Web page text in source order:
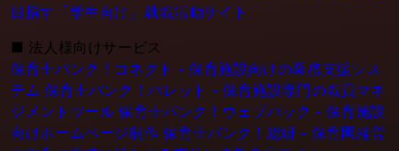
目指す「学生向け」就職活動サイト
■ 法人様向けサービス
保育士バンク！コネクト - 保育施設向けの業務支援シス
テム 保育士バンク！パレット - 保育施設専門の職員マネ
ジメントツール 保育士バンク！ウェブパック - 保育施設
向けホームページ制作 保育士バンク！総研 - 保育園経営